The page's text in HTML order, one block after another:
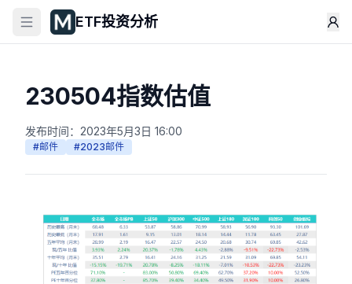
ETF投资分析
230504指数估值
发布时间： 2023年5月3日 16:00
#邮件 #2023邮件